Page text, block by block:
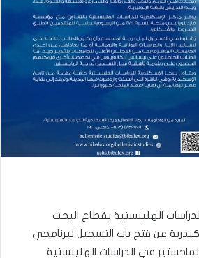
الهلينستية بقطاع البحث
عن فتح باب التسجيل لبرنامجي
في الدراسات الهلينستية